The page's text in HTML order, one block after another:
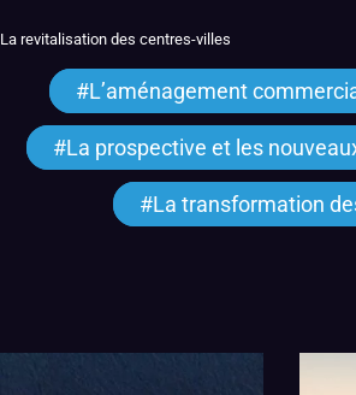
La revitalisation des centres-villes
L’aménagement
La prospective et les
La transformation